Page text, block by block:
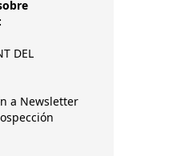
DEL
a Newsletter